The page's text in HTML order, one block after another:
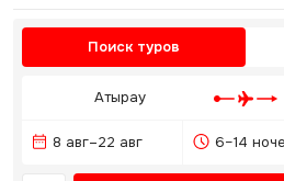
Поиск туров
Атырау
8 авг–22 авг 6–14